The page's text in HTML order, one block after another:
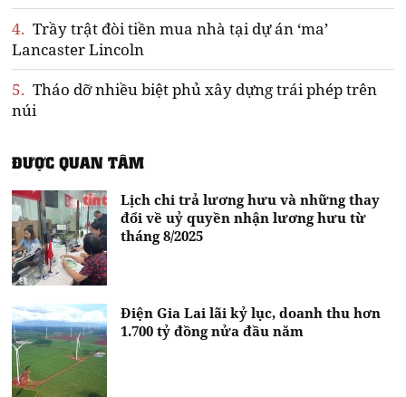
4. Trầy trật đòi tiền mua nhà tại dự án ‘ma’
Lancaster Lincoln
5. Tháo dỡ nhiều biệt phủ xây dựng trái phép trên
núi
ĐƯỢC QUAN TÂM
Lịch chi trả lương hưu và những thay
đổi về uỷ quyền nhận lương hưu từ
tháng 8/2025
Điện Gia Lai lãi kỷ lục, doanh thu hơn
1.700 tỷ đồng nửa đầu năm